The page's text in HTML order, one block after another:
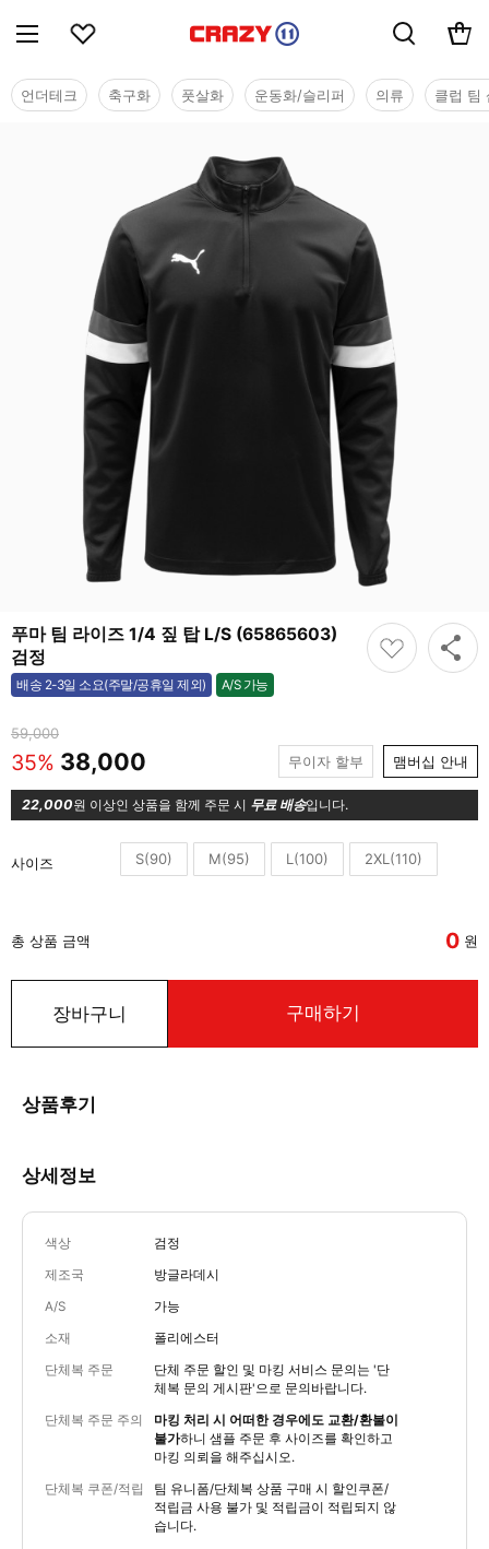
언더테크 축구화 풋살화 운동화/슬리퍼 의류 클럽 팀
푸마 팀 라이즈 1/4 짚 탑 L/S (65865603)
검정
배송 2-3일 소요(주말/공휴일 제외) A/S 가능
가능
59,000
35% 38,000 무이자 할부 맴버십 안내
22,000원 이상인 상품을 함께 주문 시 무료 배송입니다.
사이즈 S(90) M(95) L(100) 2XL(110)
총 상품 금액 0 원
장바구니 구매하기
상품후기
상세정보
색상 검정
제조국 방글라데시
A/S 가능
소재 폴리에스터
단체복 주문 단체 주문 할인 및 마킹 서비스 문의는 '단
체복 문의 게시판'으로 문의바랍니다.
단체복 주문 주의
마킹 처리 시 어떠한 경우에도 교환/환불이
불가하니 샘플 주문 후 사이즈를 확인하고
마킹 의뢰을 해주십시오.
단체복 쿠폰/적립
팀 유니폼/단체복 상품 구매 시 할인쿠폰/
적립금 사용 불가 및 적립금이 적립되지 않
습니다.